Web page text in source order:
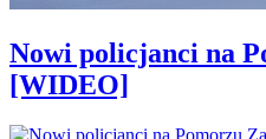
Nowi policjanci na
[WIDEO]